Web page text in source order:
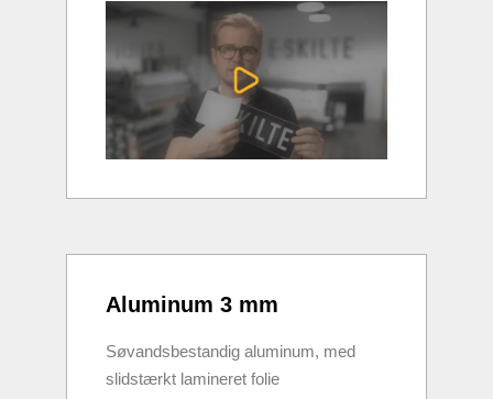
Aluminum 3 mm
Søvandsbestandig aluminum, med
slidstærkt lamineret folie